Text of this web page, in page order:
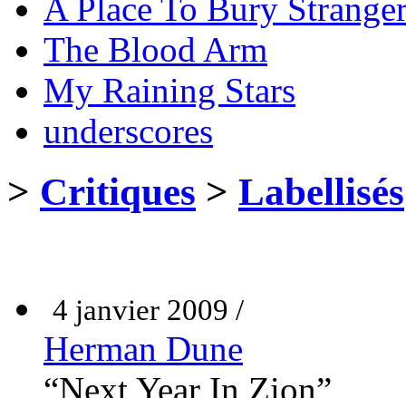
A Place To Bury
The Blood Arm
My Raining Stars
underscores
> Critiques > Labellisés
4 janvier 2009 /
Herman Dune
“Next Year In Zion”